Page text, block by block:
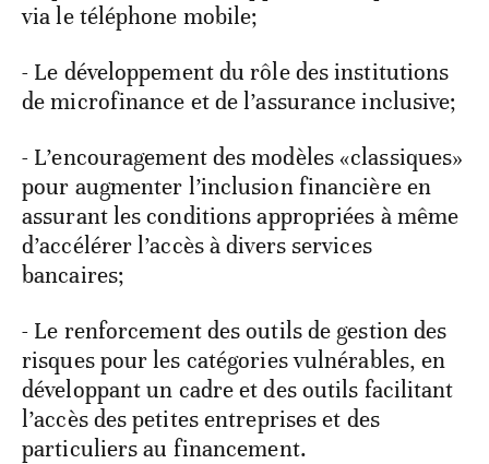
via le téléphone mobile;
- Le développement du rôle des institutions
de microfinance et de l’assurance inclusive;
- L’encouragement des modèles «classiques»
pour augmenter l’inclusion financière en
assurant les conditions appropriées à même
d’accélérer l’accès à divers services
bancaires;
- Le renforcement des outils de gestion des
risques pour les catégories vulnérables, en
développant un cadre et des outils facilitant
l’accès des petites entreprises et des
particuliers au financement.